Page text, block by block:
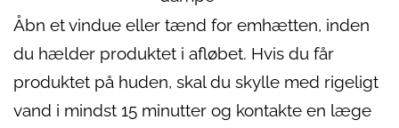
Åbn et vindue eller tænd for emhætten, inden
du hælder produktet i afløbet. Hvis du får
produktet på huden, skal du skylle med rigeligt
vand i mindst 15 minutter og kontakte en læge